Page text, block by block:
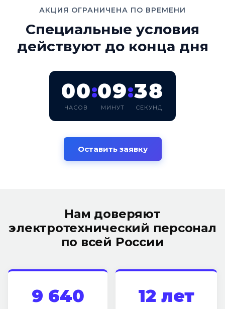
АКЦИЯ ОГРАНИЧЕНА ПО ВРЕМЕНИ
Специальные условия
действуют до конца дня
00
ЧАСОВ
:09
МИНУТ
:37
СЕКУНД
Оставить заявку
Нам доверяют
электротехнический персонал
по всей России
9 640 12 лет